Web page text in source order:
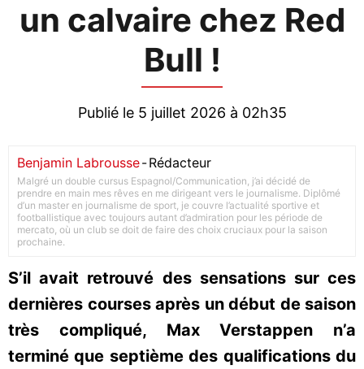
un calvaire chez Red
Bull !
Publié le 5 juillet 2026 à 02h35
Benjamin Labrousse-Rédacteur
Malgré un double cursus Espagnol/Communication, j’ai décidé de
prendre en main mes rêves en me dirigeant vers le journalisme. Diplômé
d’un master en journalisme de sport, je couvre l’actualité sportive et
footballistique avec toujours autant d’admiration pour les période de
mercato, où un club se doit de faire des choix cruciaux pour la saison
prochaine.
S’il avait retrouvé des sensations sur ces
dernières courses après un début de saison
très compliqué, Max Verstappen n’a
terminé que septième des qualifications du